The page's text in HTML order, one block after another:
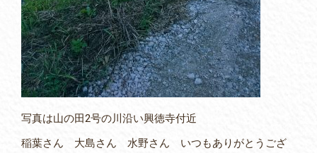
写真は山の田2号の川沿い興徳寺付近
稲葉さん 大島さん 水野さん いつもありがとうござ